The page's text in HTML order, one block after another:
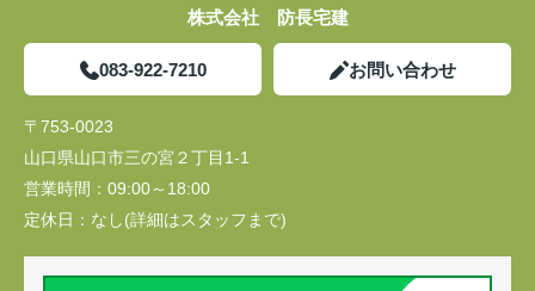
株式会社 防長宅建
083-922-7210 お問い合わせ
〒753-0023
山口県山口市三の宮２丁目1-1
営業時間： 09:00～18:00
定休日： なし(詳細はスタッフまで)